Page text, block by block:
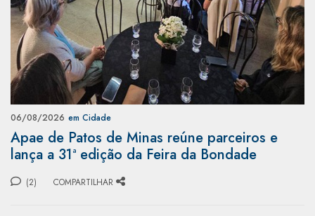
06/08/2026 em Cidade
Apae de Patos de Minas reúne parceiros e
lança a 31ª edição da Feira da Bondade
(2) COMPARTILHAR